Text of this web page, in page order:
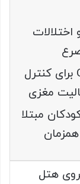
نوروفیدبک و Qeeg برای کنترل
مغزی
مبتلا
هتل